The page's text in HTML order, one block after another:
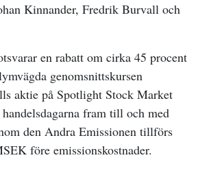
Kinnander, Fredrik Burvall och
en rabatt om cirka 45 procent
genomsnittskursen
aktie på Spotlight Stock Market
handelsdagarna fram till och med
den Andra Emissionen tillförs
före emissionskostnader.